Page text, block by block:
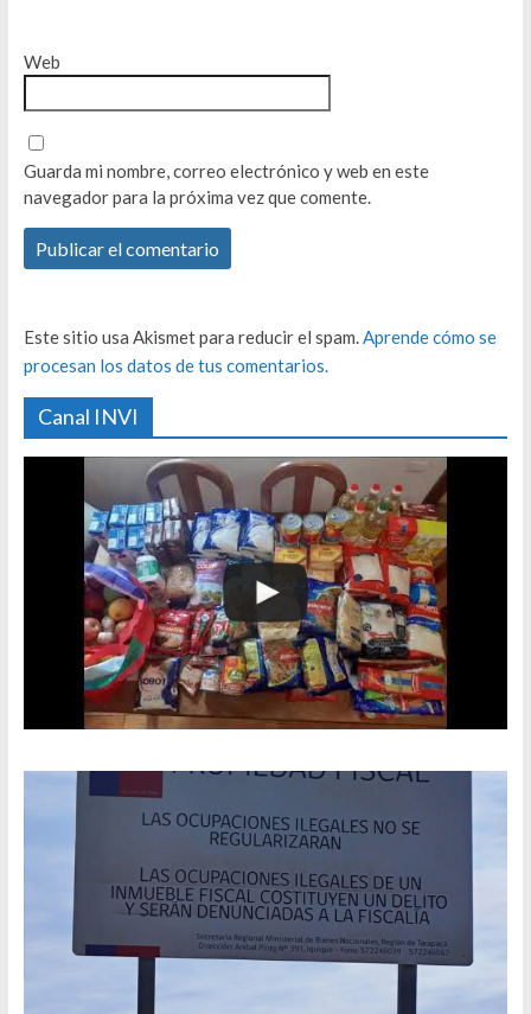
Web
Guarda mi nombre, correo electrónico y web en este
navegador para la próxima vez que comente.
Este sitio usa Akismet para reducir el spam.Aprende cómo se
procesan los datos de tus comentarios.
Canal INVI